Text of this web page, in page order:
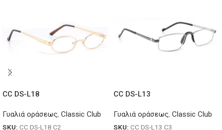
CC DS-L18
Γυαλιά οράσεως, Classic Club
SKU: CC DS-L18 C2
CC DS-L13
Γυαλιά οράσεως, Classic Club
SKU: CC DS-L13 C3